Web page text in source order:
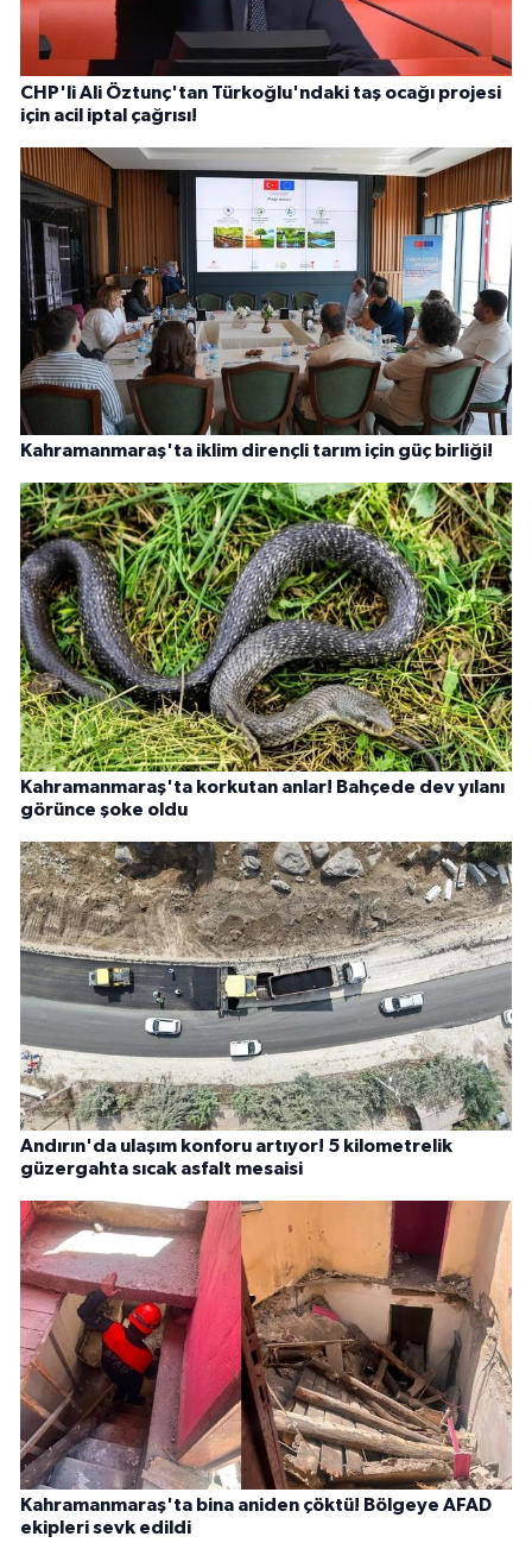
CHP'li Ali Öztunç'tan Türkoğlu'ndaki taş ocağı projesi
için acil iptal çağrısı!
Kahramanmaraş'ta iklim dirençli tarım için güç birliği!
Kahramanmaraş'ta korkutan anlar! Bahçede dev yılanı
görünce şoke oldu
Andırın'da ulaşım konforu artıyor! 5 kilometrelik
güzergahta sıcak asfalt mesaisi
Kahramanmaraş'ta bina aniden çöktü! Bölgeye AFAD
ekipleri sevk edildi